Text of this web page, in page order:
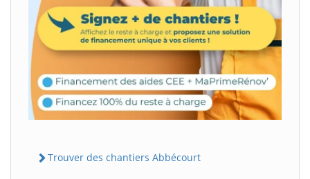
Trouver des chantiers Abbécourt